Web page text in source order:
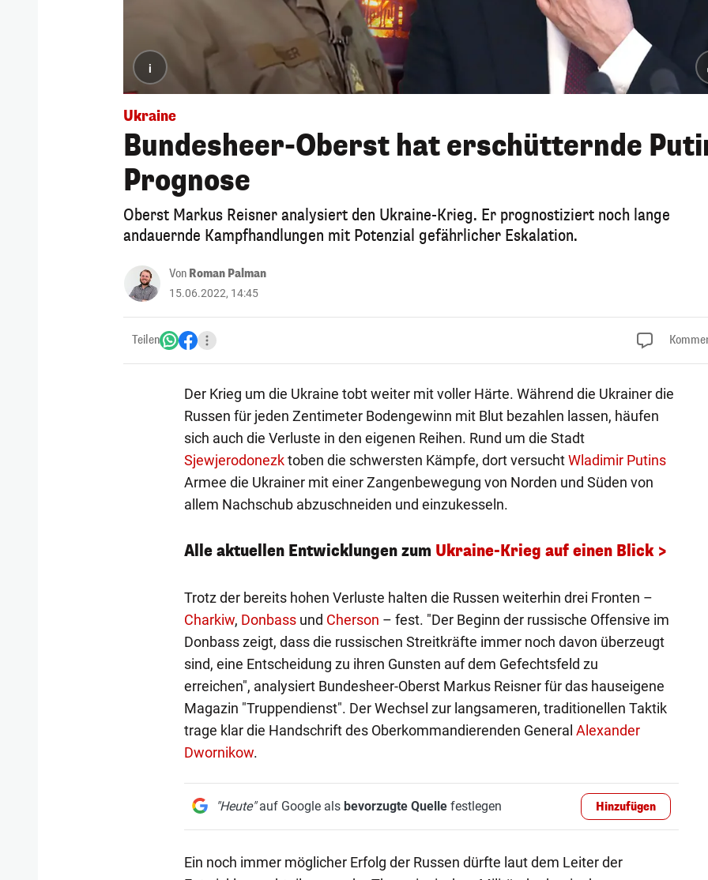
i
Ukraine
Bundesheer-Oberst hat erschütternde
Prognose
Oberst Markus Reisner analysiert den Ukraine-Krieg. Er prognostiziert noch lange
andauernde Kampfhandlungen mit Potenzial gefährlicher Eskalation.
Von Roman Palman
15.06.2022, 14:45
Teilen
Der Krieg um die Ukraine tobt weiter mit voller Härte. Während die Ukrainer die
Russen für jeden Zentimeter Bodengewinn mit Blut bezahlen lassen, häufen
sich auch die Verluste in den eigenen Reihen. Rund um die Stadt
Sjewjerodonezktoben die schwersten Kämpfe, dort versuchtWladimir Putins
Armee die Ukrainer mit einer Zangenbewegung von Norden und Süden von
allem Nachschub abzuschneiden und einzukesseln.
Alle aktuellen Entwicklungen zum Ukraine-Krieg auf einen Blick >
Trotz der bereits hohen Verluste halten die Russen weiterhin drei Fronten –
Charkiw, Donbassund Cherson – fest. "Der Beginn der russische Offensive im
Donbass zeigt, dass die russischen Streitkräfte immer noch davon überzeugt
sind, eine Entscheidung zu ihren Gunsten auf dem Gefechtsfeld zu
erreichen", analysiert Bundesheer-Oberst Markus Reisner für das hauseigene
Magazin "Truppendienst". Der Wechsel zur langsameren, traditionellen Taktik
trage klar die Handschrift des Oberkommandierenden General Alexander
Dwornikow.
"Heute"auf Google als bevorzugte Quellefestlegen Hinzufügen
Ein noch immer möglicher Erfolg der Russen dürfte laut dem Leiter der